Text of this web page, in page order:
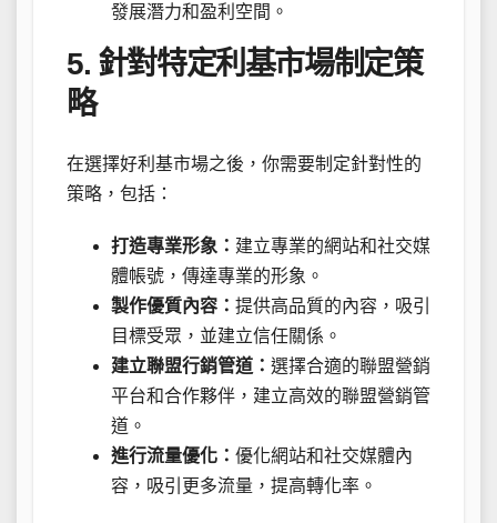
發展潛力和盈利空間。
5. 針對特定利基市場制定策
略
在選擇好利基市場之後，你需要制定針對性的
策略，包括：
打造專業形象： 建立專業的網站和社交媒
體帳號，傳達專業的形象。
製作優質內容： 提供高品質的內容，吸引
目標受眾，並建立信任關係。
建立聯盟行銷管道： 選擇合適的聯盟營銷
平台和合作夥伴，建立高效的聯盟營銷管
道。
進行流量優化： 優化網站和社交媒體內
容，吸引更多流量，提高轉化率。